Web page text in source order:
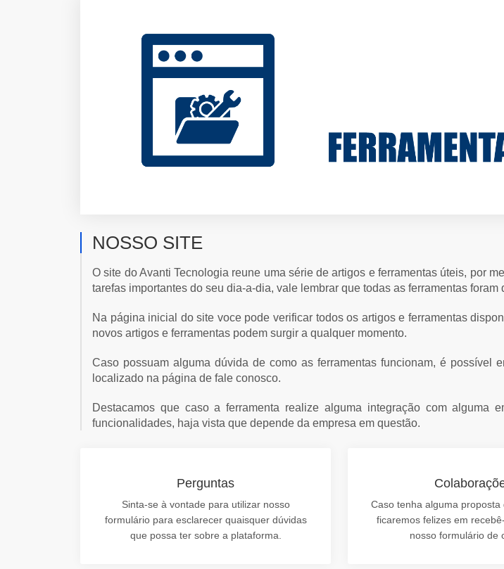
NOSSO SITE
O site do Avanti Tecnologia reune uma série de artigos e ferramentas úteis, por
tarefas importantes do seu dia-a-dia, vale lembrar que todas as ferramentas
Na página inicial do site voce pode verificar todos os artigos e ferramentas
novos artigos e ferramentas podem surgir a qualquer momento.
Caso possuam alguma dúvida de como as ferramentas funcionam, é possível
localizado na página de fale conosco.
Destacamos que caso a ferramenta realize alguma integração com alguma
funcionalidades, haja vista que depende da empresa em questão.
Perguntas
Sinta-se à vontade para utilizar nosso
formulário para esclarecer quaisquer dúvidas
que possa ter sobre a plataforma.
Caso tenha alguma proposta
ficaremos felizes em
nosso formulário de